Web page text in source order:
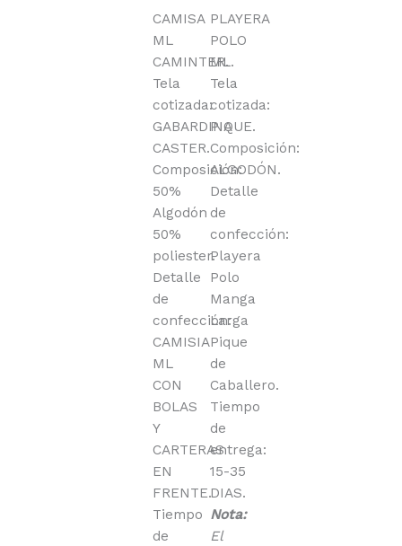
CAMISA
ML
CAMINTER.
Tela
cotizada:
GABARDINA
CASTER.
Composición:
50%
Algodón
50%
poliester.
Detalle
de
confección:
CAMISIA
ML
CON
BOLAS
Y
CARTERAS
EN
FRENTE.
Tiempo
de
PLAYERA
POLO
ML.
Tela
cotizada:
PIQUE.
Composición:
ALGODÓN.
Detalle
de
confección:
Playera
Polo
Manga
Larga
Pique
de
Caballero.
Tiempo
de
entrega:
15-35
DIAS.
Nota:
El